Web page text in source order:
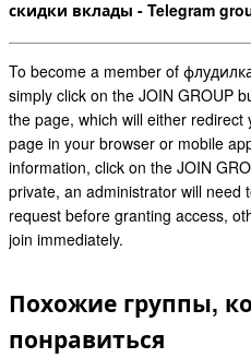
скидки вклады - Telegram
To become a member of
simply click on the JOIN GROUP
the page, which will either
page in your browser or mobile
information, click on the JOIN
private, an administrator will need
request before granting access,
join immediately.
Похожие группы,
понравиться